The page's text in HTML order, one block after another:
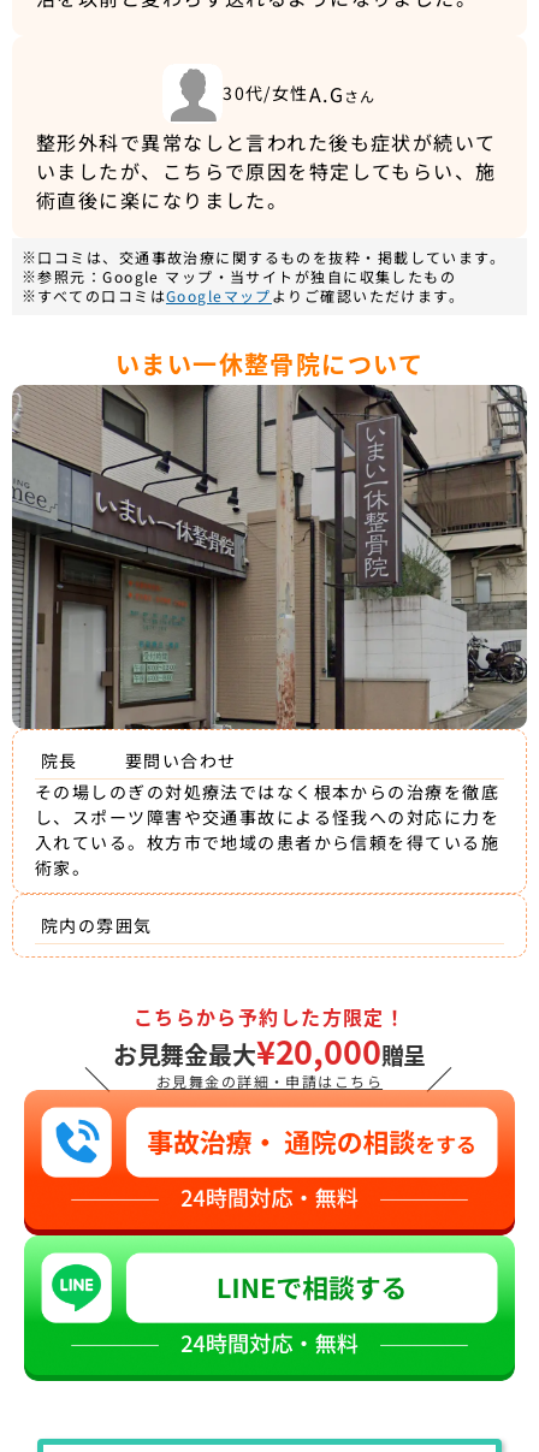
30代/女性A.G さん
整形外科で異常なしと言われた後も症状が続いて
いましたが、こちらで原因を特定してもらい、施
術直後に楽になりました。
※口コミは、交通事故治療に関するものを抜粋・掲載しています。
※参照元：Google マップ・当サイトが独自に収集したもの
※すべての口コミはGoogleマップよりご確認いただけます。
いまい一休整骨院について
院長
要問い合わせ
その場しのぎの対処療法ではなく根本からの治療を徹底
し、スポーツ障害や交通事故による怪我への対応に力を
入れている。枚方市で地域の患者から信頼を得ている施
術家。
院内の雰囲気
＼
こちらから予約した方限定！
お見舞金最大¥20,000贈呈
お見舞金の詳細・申請はこちら ／